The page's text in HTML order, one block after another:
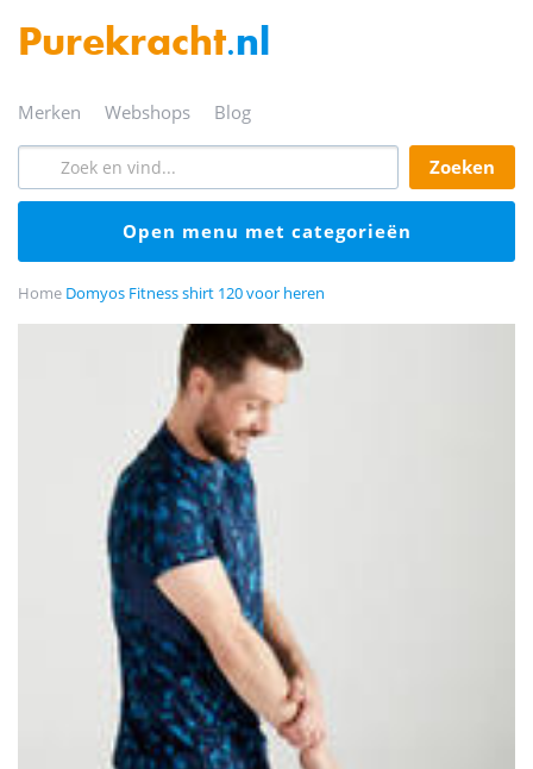
Purekracht.nl
merken webshops blog
zoeken
open menu met categorieën
Home Domyos Fitness shirt 120 voor heren